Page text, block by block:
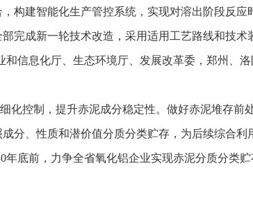
构建智能化生产管控系统，实现对溶出阶段反应
完成新一轮技术改造，采用适用工艺路线和技术
信息化厅、生态环境厅、发展改革委，郑州、洛
化控制，提升赤泥成分稳定性。做好赤泥堆存前
分、性质和潜价值分质分类贮存，为后续综合利
年底前，力争全省氧化铝企业实现赤泥分质分类